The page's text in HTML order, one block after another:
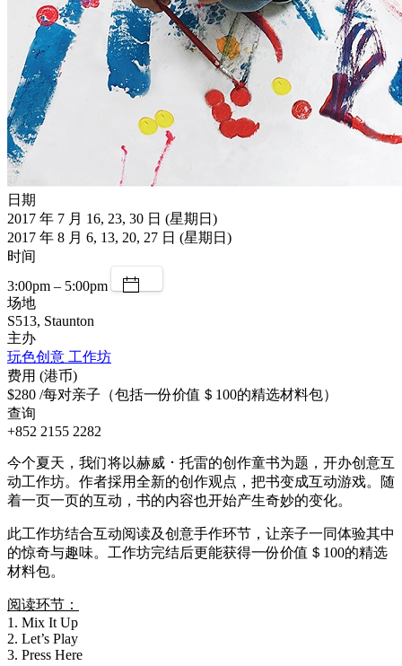
日期
2017 年 7 月 16, 23, 30 日 (星期日)
2017 年 8 月 6, 13, 20, 27 日 (星期日)
时间
3:00pm – 5:00pm
场地
S513, Staunton
主办
玩色创意 工作坊
费用 (港币)
$280 /每对亲子（包括一份价值＄100的精选材料包）
查询
+852 2155 2282
今个夏天，我们将以赫威 ･ 托雷的创作童书为题，开办创意互
动工作坊。作者採用全新的创作观点，把书变成互动游戏。随
着一页一页的互动，书的内容也开始产生奇妙的变化。
此工作坊结合互动阅读及创意手作环节，让亲子一同体验其中
的惊奇与趣味。工作坊完结后更能获得一份价值＄100的精选
材料包。
阅读环节：
1. Mix It Up
2. Let’s Play
3. Press Here